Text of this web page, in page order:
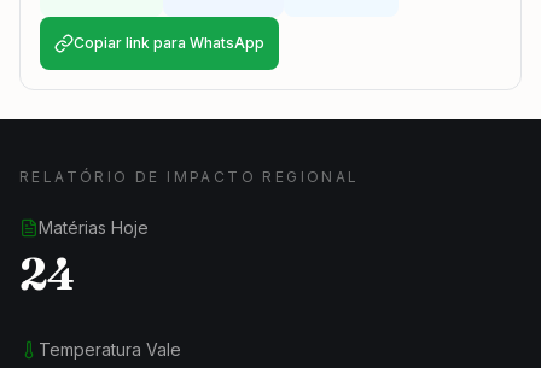
Copiar link para WhatsApp
RELATÓRIO DE IMPACTO REGIONAL
Matérias Hoje
24
Temperatura Vale